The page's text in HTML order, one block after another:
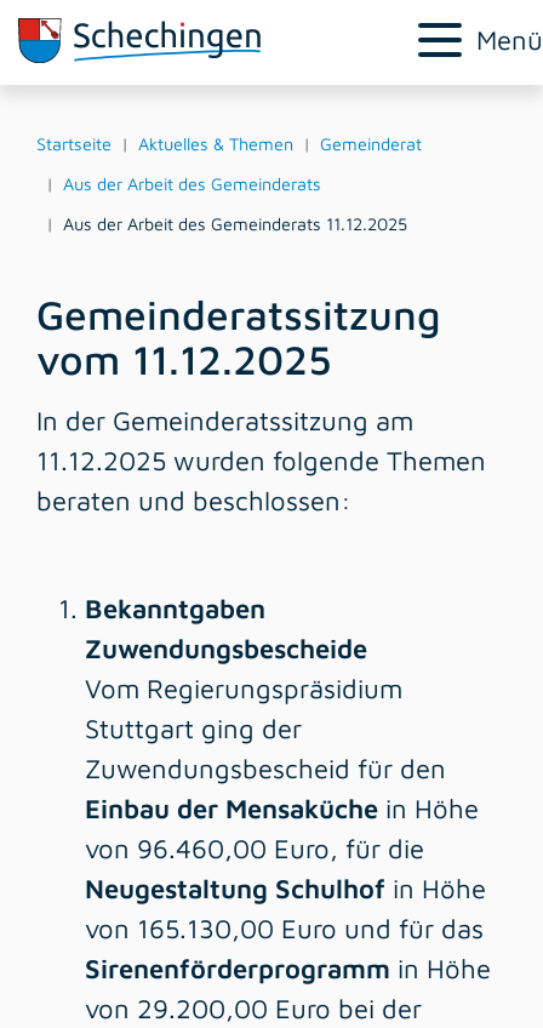
Menü
Startseite Aktuelles & Themen
Gemeinderat
Aus der Arbeit des Gemeinderats
Aus der Arbeit des Gemeinderats 11.12.2025
Gemeinderatssitzung
vom 11.12.2025
In der Gemeinderatssitzung am
11.12.2025 wurden folgende Themen
beraten und beschlossen:
Bekanntgaben
Zuwendungsbescheide
Vom Regierungspräsidium
Stuttgart ging der
Zuwendungsbescheid für den
Einbau der Mensaküche in Höhe
von 96.460,00 Euro, für die
Neugestaltung Schulhof in Höhe
von 165.130,00 Euro und für das
Sirenenförderprogramm in Höhe
von 29.200,00 Euro bei der